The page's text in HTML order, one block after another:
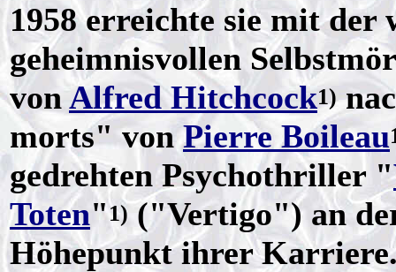
1958 erreichte sie mit
geheimnisvollen
vonAlfred Hitchcock1)
morts" vonPierre Boileau
gedrehten Psychothriller "
Toten"1)("Vertigo") an der
Höhepunkt ihrer